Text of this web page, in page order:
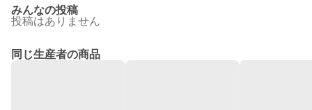
みんなの投稿
投稿はありません
同じ生産者の商品